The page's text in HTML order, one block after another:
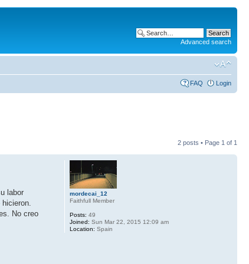
Advanced search
FAQ Login
2 posts • Page 1 of 1
labor
No creo
mordecai_12
Faithfull Member
Posts: 49
Joined: Sun Mar 22, 2015 12:09 am
Location: Spain